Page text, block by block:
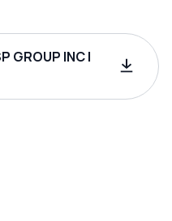
GROUP INC |